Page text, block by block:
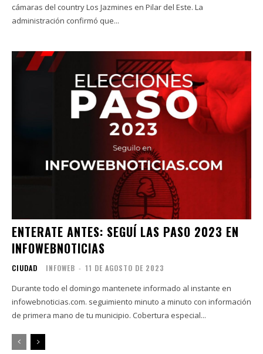
cámaras del country Los Jazmines en Pilar del Este. La
administración confirmó que...
ENTERATE ANTES: SEGUÍ LAS PASO 2023 EN
INFOWEBNOTICIAS
CIUDAD INFOWEB - 11 DE AGOSTO DE 2023
Durante todo el domingo mantenete informado al instante en
infowebnoticias.com. seguimiento minuto a minuto con información
de primera mano de tu municipio. Cobertura especial...